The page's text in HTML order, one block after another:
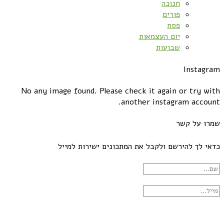
חנוכה
פורים
פסח
יום העצמאות
שבועות
Instagram
No any image found. Please check it again or try with
another instagram account.
שמרו על קשר
כדאי לך להירשם ולקבל את המתכונים ישירות למייל